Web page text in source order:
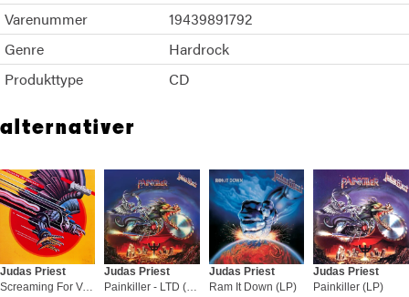
Varenummer
19439891792
Genre
Hardrock
Produkttype
CD
alternativer
Judas Priest
Screaming For Vengeance (LP)
Judas Priest
Painkiller - LTD (LP)
Judas Priest
Ram It Down (LP)
Judas Priest
Painkiller (LP)